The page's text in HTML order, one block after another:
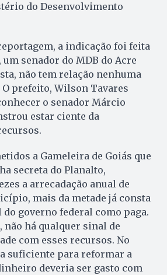
do Desenvolvimento
a indicação foi feita
senador do MDB do Acre
não tem relação nenhuma
prefeito, Wilson Tavares
o senador Márcio
estar ciente da
a Gameleira de Goiás que
secreta do Planalto,
a arrecadação anual de
mais da metade já consta
governo federal como paga.
não há qualquer sinal de
com esses recursos. No
suficiente para reformar a
deveria ser gasto com